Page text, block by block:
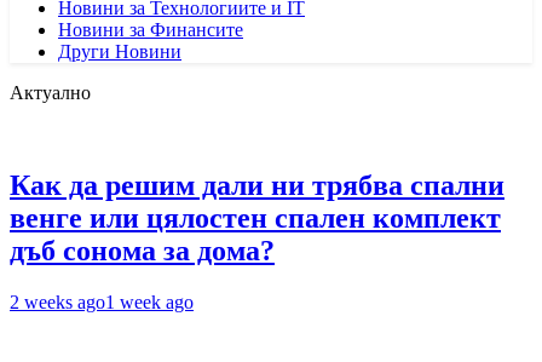
Новини за Технологиите и IT
Новини за Финансите
Други Новини
Актуално
Как да решим дали ни трябва спални
венге или цялостен спален комплект
дъб сонома за дома?
2 weeks ago1 week ago